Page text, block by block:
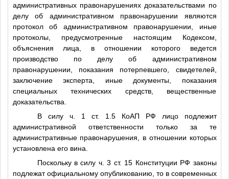
административных правонарушениях доказательствами по
делу об административном правонарушении являются
протокол об административном правонарушении, иные
протоколы, предусмотренные настоящим Кодексом,
объяснения лица, в отношении которого ведется
производство по делу об административном
правонарушении, показания потерпевшего, свидетелей,
заключение эксперта, иные документы, показания
специальных технических средств, вещественные
доказательства.
В силу ч. 1 ст. 1.5 КоАП РФ лицо подлежит
административной ответственности только за те
административные правонарушения, в отношении которых
установлена его вина.
Поскольку в силу ч. 3 ст. 15 Конституции РФ законы
подлежат официальному опубликованию, то в современных